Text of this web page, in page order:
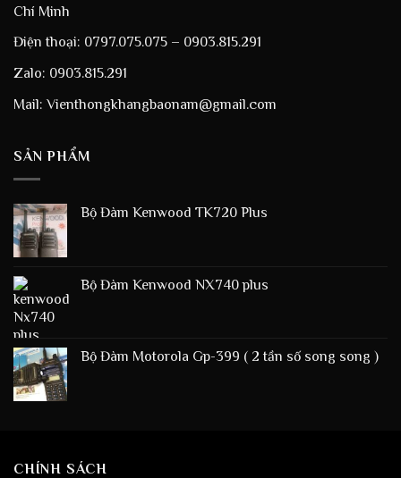
Chí Minh
Điện thoại: 0797.075.075 – 0903.815.291
Zalo: 0903.815.291
Mail: Vienthongkhangbaonam@gmail.com
SẢN PHẨM
Bộ Đàm Kenwood TK720 Plus
Bộ Đàm Kenwood NX740 plus
Bộ Đàm Motorola Gp-399 ( 2 tần số song song )
CHÍNH SÁCH